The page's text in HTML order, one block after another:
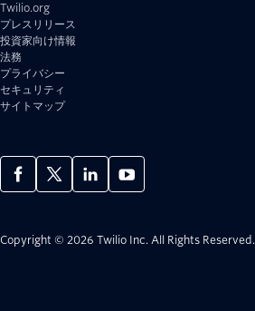
Twilio.org
プレスリリース
投資家向け情報
法務
プライバシー
セキュリティ
サイトマップ
Copyright © 2026 Twilio Inc. All Rights Reserved.